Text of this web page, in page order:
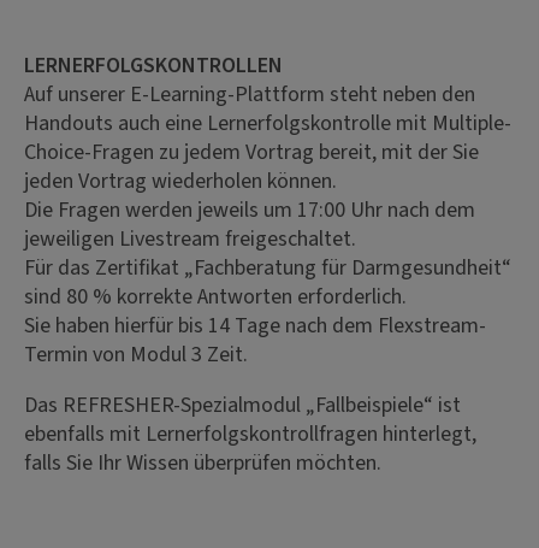
LERNERFOLGSKONTROLLEN
Auf unserer E-Learning-Plattform steht neben den
Handouts auch eine Lernerfolgskontrolle mit Multiple-
Choice-Fragen zu jedem Vortrag bereit, mit der Sie
jeden Vortrag wiederholen können.
Die Fragen werden jeweils um 17:00 Uhr nach dem
jeweiligen Livestream freigeschaltet.
Für das Zertifikat „Fachberatung für Darmgesundheit“
sind 80 % korrekte Antworten erforderlich.
Sie haben hierfür bis 14 Tage nach dem Flexstream-
Termin von Modul 3 Zeit.
Das REFRESHER-Spezialmodul „Fallbeispiele“ ist
ebenfalls mit Lernerfolgskontrollfragen hinterlegt,
falls Sie Ihr Wissen überprüfen möchten.